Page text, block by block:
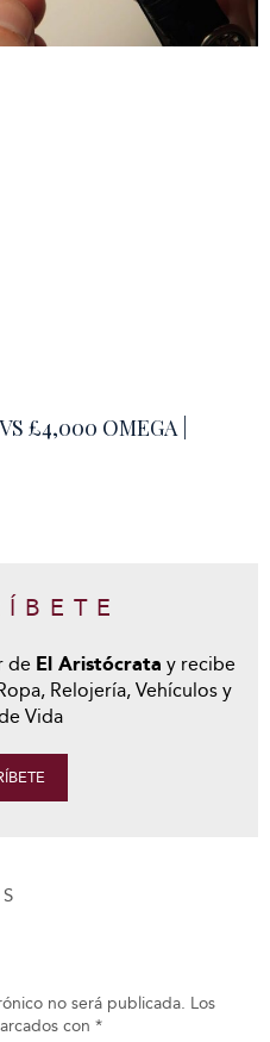
£4,000 OMEGA |
de El Aristócrata y recibe
Relojería, Vehículos y
Vida
no será publicada. Los
con *